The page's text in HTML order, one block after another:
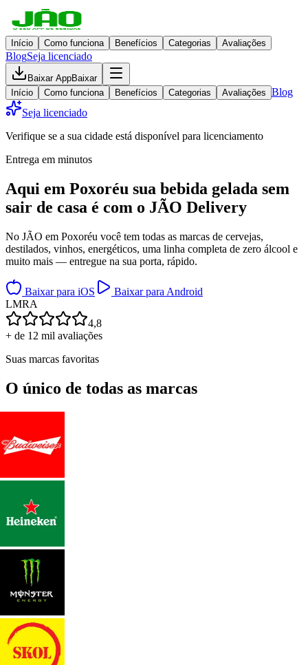
Início Como funciona Benefícios Categorias Avaliações
BlogSeja licenciado
Baixar AppBaixar
Início
Como funciona Benefícios Categorias Avaliações Blog
Seja licenciado
Verifique se a sua cidade está disponível para licenciamento
Entrega em minutos
Aqui em Poxoréu sua bebida gelada sem
sair de casa é com o JÃO Delivery
No JÃO em Poxoréu você tem todas as marcas de cervejas,
destilados, vinhos, energéticos, uma linha completa de zero álcool e
muito mais — entregue na sua porta, rápido.
Baixar para iOS
Baixar para Android
LMRA
4,8
+ de 12 mil avaliações
Suas marcas favoritas
O único de todas as marcas